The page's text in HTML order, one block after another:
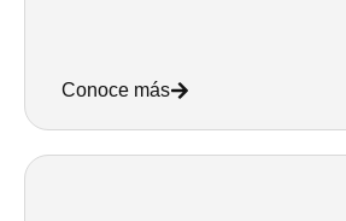
Conoce más